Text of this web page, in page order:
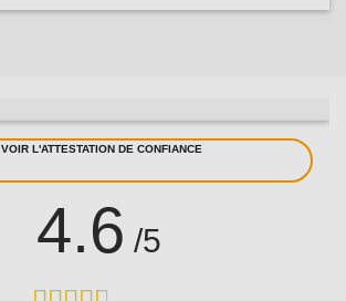
VOIR L'ATTESTATION DE CONFIANCE
4.6 /5